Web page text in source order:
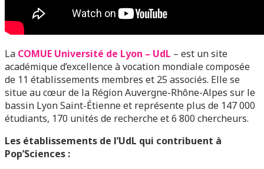
La COMUE Université de Lyon – UdL – est un site
académique d’excellence à vocation mondiale composée
de 11 établissements membres et 25 associés. Elle se
situe au cœur de la Région Auvergne-Rhône-Alpes sur le
bassin Lyon Saint-Étienne et représente plus de 147 000
étudiants, 170 unités de recherche et 6 800 chercheurs.
Les établissements de l’UdL qui contribuent à
Pop’Sciences :